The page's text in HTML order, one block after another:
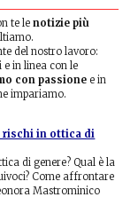
te lenotizie più
del nostro lavoro:
in linea con le
con passione e in
impariamo.
rischi in ottica di
di genere? Qual è la
Come affrontare
Mastrominico